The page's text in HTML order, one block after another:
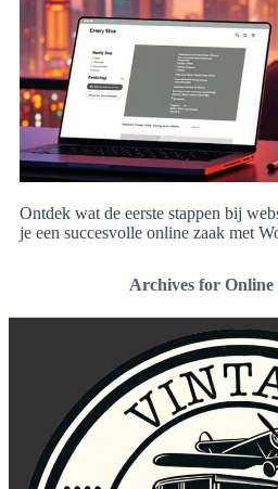
Ontdek wat de eerste stappen bij
je een succesvolle online zaak met
Archives for